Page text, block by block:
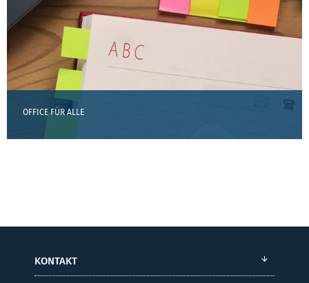
OFFICE FÜR ALLE
KONTAKT